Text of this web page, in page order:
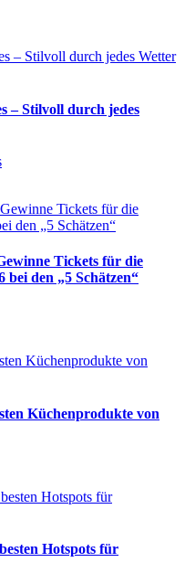
– Stilvoll durch jedes
Tickets für die
bei den „5 Schätzen“
Küchenprodukte von
Hotspots für